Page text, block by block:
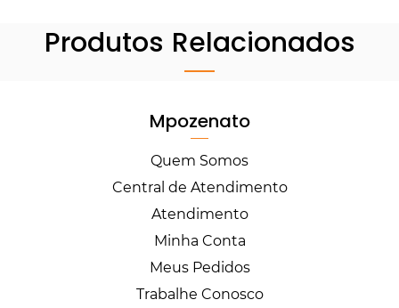
Produtos Relacionados
Mpozenato
Quem Somos
Central de Atendimento
Atendimento
Minha Conta
Meus Pedidos
Trabalhe Conosco